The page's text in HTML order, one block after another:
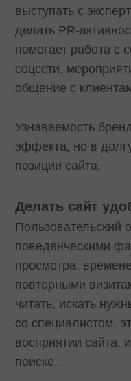
выступать с
делать PR-
помогает работа с
соцсети,
общение с
Узнаваемость
эффекта, но в
позиции сайта.
Делать сайт
Пользовательский
поведенческими
просмотра,
повторными
читать, искать
со специалистом,
восприятии сайта,
поиске.